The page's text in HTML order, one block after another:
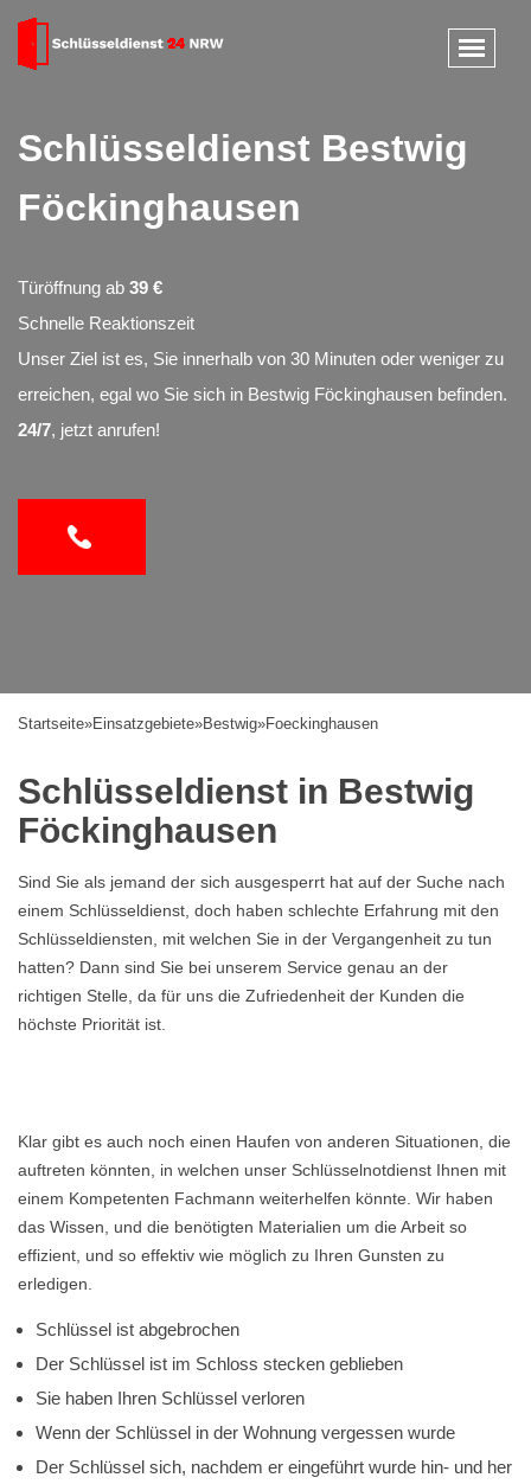
Schlüsseldienst Bestwig
Föckinghausen
Türöffnung ab 39 €
Schnelle Reaktionszeit
Unser Ziel ist es, Sie innerhalb von 30 Minuten oder weniger zu
erreichen, egal wo Sie sich in Bestwig Föckinghausen befinden.
24/7, jetzt anrufen!
Startseite»Einsatzgebiete»Bestwig»Foeckinghausen
Schlüsseldienst in Bestwig
Föckinghausen
Sind Sie als jemand der sich ausgesperrt hat auf der Suche nach
einem Schlüsseldienst, doch haben schlechte Erfahrung mit den
Schlüsseldiensten, mit welchen Sie in der Vergangenheit zu tun
hatten? Dann sind Sie bei unserem Service genau an der
richtigen Stelle, da für uns die Zufriedenheit der Kunden die
höchste Priorität ist.
Klar gibt es auch noch einen Haufen von anderen Situationen, die
auftreten könnten, in welchen unser Schlüsselnotdienst Ihnen mit
einem Kompetenten Fachmann weiterhelfen könnte. Wir haben
das Wissen, und die benötigten Materialien um die Arbeit so
effizient, und so effektiv wie möglich zu Ihren Gunsten zu
erledigen.
Schlüssel ist abgebrochen
Der Schlüssel ist im Schloss stecken geblieben
Sie haben Ihren Schlüssel verloren
Wenn der Schlüssel in der Wohnung vergessen wurde
Der Schlüssel sich, nachdem er eingeführt wurde hin- und her